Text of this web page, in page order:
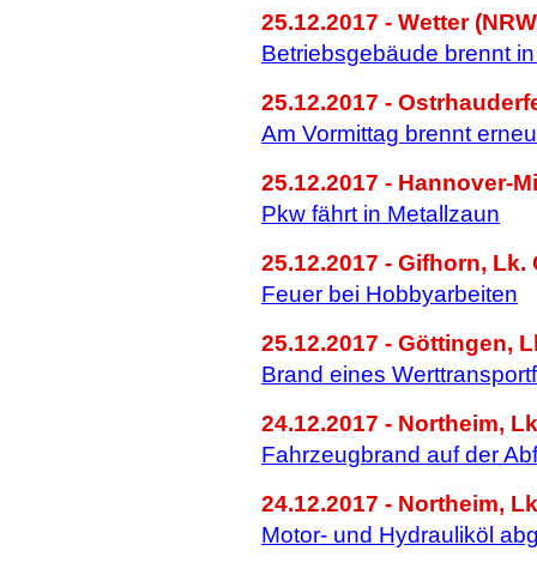
25.12.2017 - Wetter
Betriebsgebäude brennt
25.12.2017 -
Am Vormittag brennt
25.12.2017 - Hannover-
Pkw fährt in Metallzaun
25.12.2017 - Gifhorn, Lk.
Feuer bei Hobbyarbeiten
25.12.2017 - Göttingen,
Brand eines
24.12.2017 - Northeim,
Fahrzeugbrand auf der
24.12.2017 - Northeim,
Motor- und Hydrauliköl